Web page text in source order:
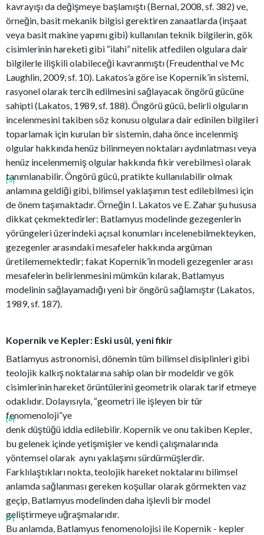
kavrayışı da değişmeye başlamıştı (Bernal, 2008, sf. 382) ve,
örneğin, basit mekanik bilgisi gerektiren zanaatlarda (inşaat
veya basit makine yapımı gibi) kullanılan teknik bilgilerin, gök
cisimlerinin hareketi gibi “ilahi” nitelik atfedilen olgulara dair
bilgilerle ilişkili olabileceği kavranmıştı (Freudenthal ve Mc
Laughlin, 2009, sf. 10). Lakatos’a göre ise Kopernik’in sistemi,
rasyonel olarak tercih edilmesini sağlayacak öngörü gücüne
sahipti (Lakatos, 1989, sf. 188). Öngörü gücü, belirli olguların
incelenmesini takiben söz konusu olgulara dair edinilen bilgileri
toparlamak için kurulan bir sistemin, daha önce incelenmiş
olgular hakkında henüz bilinmeyen noktaları aydınlatması veya
henüz incelenmemiş olgular hakkında fikir verebilmesi olarak
tanımlanabilir. Öngörü gücü, pratikte kullanılabilir olmak
[5]
anlamına geldiği gibi, bilimsel yaklaşımın test edilebilmesi için
de önem taşımaktadır. Örneğin I. Lakatos ve E. Zahar şu hususa
dikkat çekmektedirler: Batlamyus modelinde gezegenlerin
yörüngeleri üzerindeki açısal konumları incelenebilmekteyken,
gezegenler arasındaki mesafeler hakkında argüman
üretilememektedir; fakat Kopernik’in modeli gezegenler arası
mesafelerin belirlenmesini mümkün kılarak, Batlamyus
modelinin sağlayamadığı yeni bir öngörü sağlamıştır (Lakatos,
1989, sf. 187).
Kopernik ve Kepler: Eski usûl, yeni fikir
Batlamyus astronomisi, dönemin tüm bilimsel disiplinleri gibi
teolojik kalkış noktalarına sahip olan bir modeldir ve gök
cisimlerinin hareket örüntülerini geometrik olarak tarif etmeye
odaklıdır. Dolayısıyla, “geometri ile işleyen bir tür
fenomenoloji”ye
[6]
denk düştüğü iddia edilebilir. Kopernik ve onu takiben Kepler,
bu gelenek içinde yetişmişler ve kendi çalışmalarında
yöntemsel olarak aynı yaklaşımı sürdürmüşlerdir.
Farklılaştıkları nokta, teolojik hareket noktalarını bilimsel
anlamda sağlanması gereken koşullar olarak görmekten vaz
geçip, Batlamyus modelinden daha işlevli bir model
geliştirmeye uğraşmalarıdır.
[7]
Bu anlamda, Batlamyus fenomenolojisi ile Kopernik - kepler